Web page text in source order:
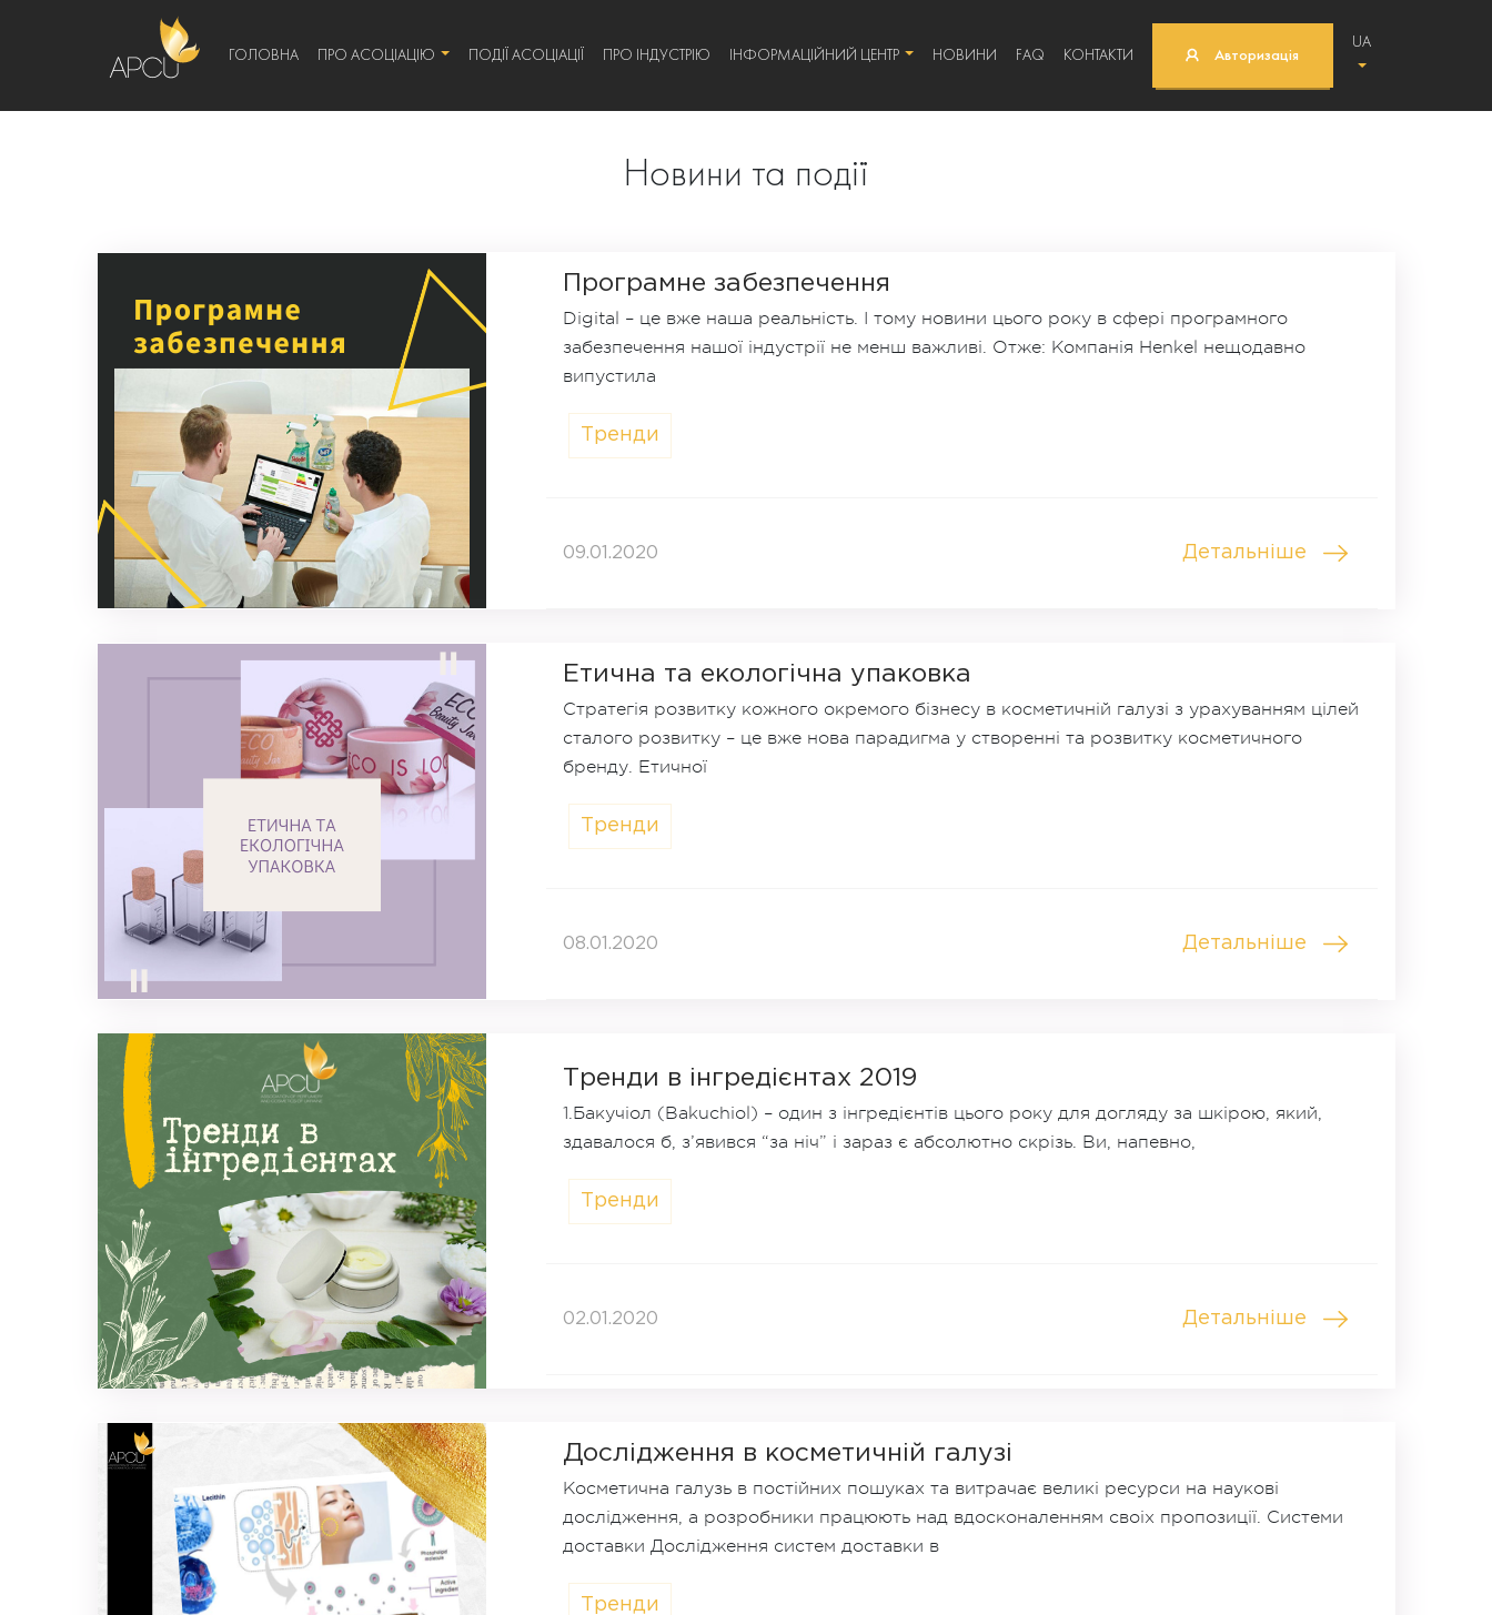
ГОЛОВНА ПРО АСОЦІАЦІЮ ПОДІЇ АСОЦІАЦІЇ ПРО ІНДУСТРІЮ ІНФОРМАЦІЙНИЙ ЦЕНТР НОВИНИ FAQ КОНТАКТИ Авторизація
UA
Новини та події
Програмне забезпечення
Digital – це вже наша реальність. І тому новини цього року в сфері програмного
забезпечення нашої індустрії не менш важливі. Отже: Компанія Henkel нещодавно
випустила
Тренди
09.01.2020 Детальніше
Етична та екологічна упаковка
Стратегія розвитку кожного окремого бізнесу в косметичній галузі з урахуванням цілей
сталого розвитку – це вже нова парадигма у створенні та розвитку косметичного
бренду. Етичної
Тренди
08.01.2020 Детальніше
Тренди в інгредієнтах 2019
1.Бакучіол (Bakuchiol) – один з інгредієнтів цього року для догляду за шкірою, який,
здавалося б, з’явився “за ніч” і зараз є абсолютно скрізь. Ви, напевно,
Тренди
02.01.2020 Детальніше
Дослідження в косметичній галузі
Косметична галузь в постійних пошуках та витрачає великі ресурси на наукові
дослідження, а розробники працюють над вдосконаленням своіх пропозиції. Системи
доставки Дослідження систем доставки в
Тренди